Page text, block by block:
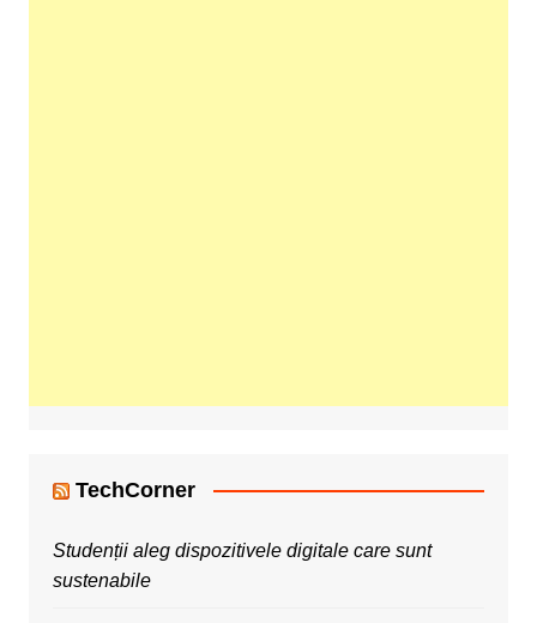
TechCorner
Studenții aleg dispozitivele digitale care sunt
sustenabile